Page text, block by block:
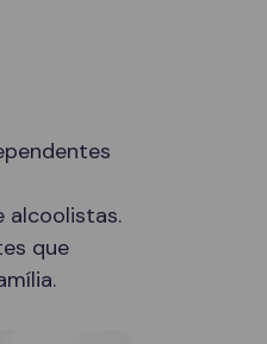
alcoolistas.
que